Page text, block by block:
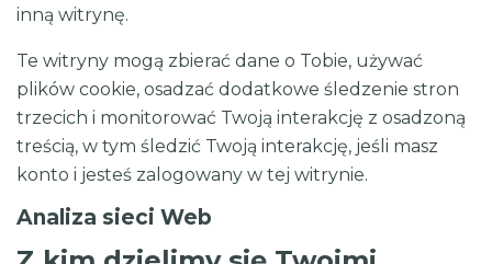
inną witrynę.
Te witryny mogą zbierać dane o Tobie, używać
plików cookie, osadzać dodatkowe śledzenie stron
trzecich i monitorować Twoją interakcję z osadzoną
treścią, w tym śledzić Twoją interakcję, jeśli masz
konto i jesteś zalogowany w tej witrynie.
Analiza sieci Web